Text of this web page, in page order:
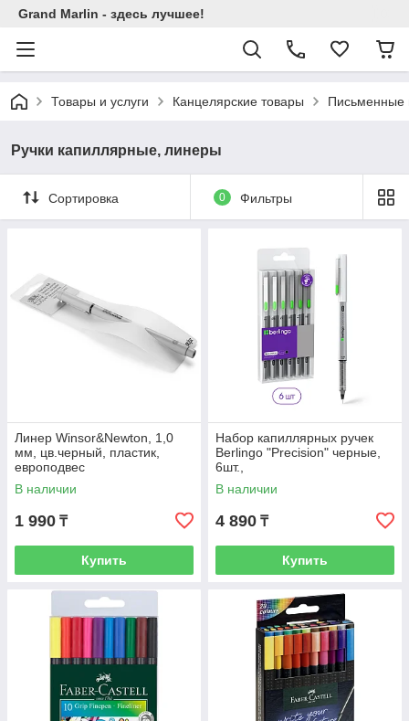
Grand Marlin - здесь лучшее!
Товары и услуги Канцелярские товары Письменные
Ручки капиллярные, линеры
Сортировка 0 Фильтры
Линер Winsor&Newton, 1,0
мм, цв.черный, пластик,
европодвес
В наличии
1 990 ₸
Купить
Набор капиллярных ручек
Berlingo "Precision" черные,
6шт.,
0,2/0,25/0,3/0,35/0,45/0,5 мм,
европодвес
В наличии
4 890 ₸
Купить